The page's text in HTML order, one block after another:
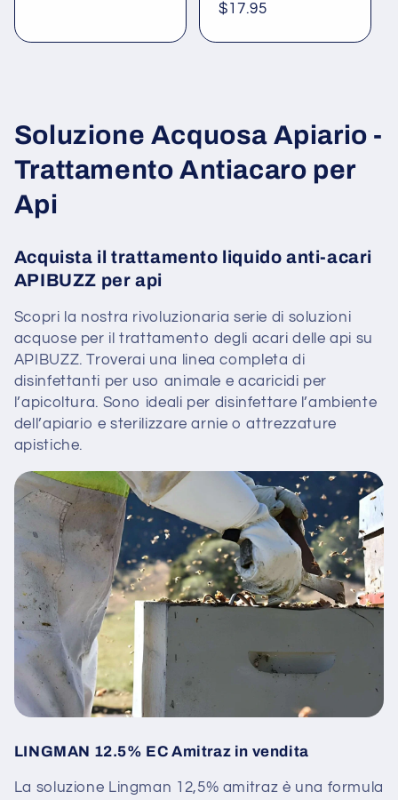
Prezzo
$17.95
C
o
l
e
z
i
o
n
e
:
Soluzione Acquosa Apiario -
Trattamento Antiacaro per
Api
Acquista il trattamento liquido anti-acari
APIBUZZ per api
Scopri la nostra rivoluzionaria serie di soluzioni
acquose per il trattamento degli acari delle api su
APIBUZZ. Troverai una linea completa di
disinfettanti per uso animale e acaricidi per
l’apicoltura. Sono ideali per disinfettare l’ambiente
dell’apiario e sterilizzare arnie o attrezzature
apistiche.
LINGMAN 12.5% EC Amitraz in vendita
La soluzione Lingman 12,5% amitraz è una formula